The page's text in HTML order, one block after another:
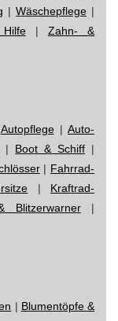
| Wäschepflege |
| Zahn- &
Autopflege| Auto-
| Boot & Schiff |
| Fahrrad-
| Kraftrad-
Blitzerwarner|
| Blumentöpfe &